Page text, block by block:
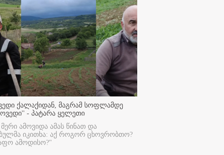
ქალაქიდან, მაგრამ სოფლამდე
- პატარა ყელეთი
მერი ამოვიდა ამას წინათ და
იკითხა: აქ როგორ ცხოვრობთო?
ამოდისო?"